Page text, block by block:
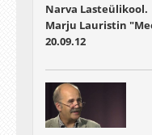
Narva Lasteülikool.
Marju Lauristin
20.09.12